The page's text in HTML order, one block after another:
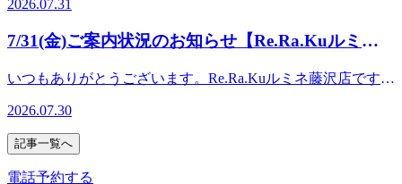
438-1ルミネ藤沢4F
えておりますので気になるメニューを組み合わせて受けて頂
く事が可能です♪ ーーーーーーーーーーーーーーーーーーー
ーーーーーーーーーーーーーーーーーーーーーーーー 予約
→https://reraku.jp/studio/luminefujisawa/booking【疲れる前にお
身体をケアしましょう♪】みなさまのご来店を心よりお待ち
20:00(最終受付19:30)TEL： 0466-52-6685住所：藤沢市藤沢
6,980円 爽快セットコース 70分
分数でも爽快ヘッドスパが10分付いております。長い時間受
をぜひ受けていただければと思います！ ★こちらに加え、
るメニューを組み合わせて受けて頂く事が可能です♪ ーーー
ーーーーーーーーーーーーーーーーーーーーーーーーーーー
ーーーーーーーーーーーーー 予約はこちらから
→https://reraku.jp/studio/luminefujisawa/booking【疲れる前にお
快ヘッドスパの時期がやってまいりました！！ひんやり弾け
る炭酸泡を使った爽快感あふれるヘッドスパを夏限定で提供
しております。 頭部を始め、首肩周りのお疲れや暑さでな
す。またリラク系ボディケアとのお得なセットコースもご準
爽快セットコース 70分 8,980円 爽快セット
年々暑さが厳しくなってきていますねー。暑さに負けないよ
うに免疫を高めて楽しい夏を過ごしましょう♪免疫を高める
には、バランスの良い食事・質の良い睡眠・適度な運動が最
に肩甲骨や股関節のストレッチも効果があります。8月を乗
り切る為にもリラクでのほぐしとストレッチを習慣づけてみ
るのはいかがでしょうか 【本日の空き情報】1名様: 10:10～2
名様: 10:10～※×になっているお時間でもご案内できる場合
がございます。一度店舗までお電話でお問い合わせくださ
い。★7月のおすすめメニュー★ ーーーーーーーーー
2026.07.31
7/31(金)ご案内状況のお知らせ【Re.Ra.Kuルミネ
いつもありがとうございます。Re.Ra.Kuルミネ藤沢店です!
張ったご褒美にボディケアいかがでしょうか！！ 【本日の
空き情報】1名様: 10:10～2名様: 10:10～※×になっているお
時間でもご案内できる場合がございます。一度店舗までお電
話でお問い合わせください。★7月のおすすめメニュー★
2026.07.30
記事一覧へ
電話予約する